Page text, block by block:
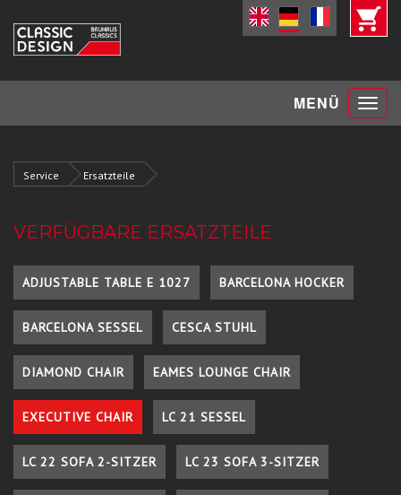
MENÜ Toggle
Service Ersatzteile
VERFÜGBARE ERSATZTEILE
ADJUSTABLE TABLE E 1027 BARCELONA HOCKER
BARCELONA SESSEL CESCA STUHL
DIAMOND CHAIR EAMES LOUNGE CHAIR
EXECUTIVE CHAIR LC 21 SESSEL
LC 22 SOFA 2-SITZER LC 23 SOFA 3-SITZER